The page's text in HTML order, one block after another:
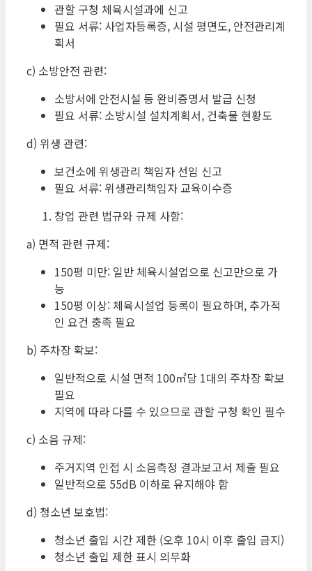
관할 구청 체육시설과에 신고
필요 서류: 사업자등록증, 시설 평면도, 안전관리계
획서
c) 소방안전 관련:
소방서에 안전시설 등 완비증명서 발급 신청
필요 서류: 소방시설 설치계획서, 건축물 현황도
d) 위생 관련:
보건소에 위생관리 책임자 선임 신고
필요 서류: 위생관리책임자 교육이수증
창업 관련 법규와 규제 사항:
a) 면적 관련 규제:
150평 미만: 일반 체육시설업으로 신고만으로 가
능
150평 이상: 체육시설업 등록이 필요하며, 추가적
인 요건 충족 필요
b) 주차장 확보:
일반적으로 시설 면적 100㎡당 1대의 주차장 확보
필요
지역에 따라 다를 수 있으므로 관할 구청 확인 필수
c) 소음 규제:
주거지역 인접 시 소음측정 결과보고서 제출 필요
일반적으로 55dB 이하로 유지해야 함
d) 청소년 보호법:
청소년 출입 시간 제한 (오후 10시 이후 출입 금지)
청소년 출입 제한 표시 의무화